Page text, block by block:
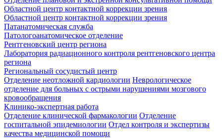
Областной центр контактной коррекции зрения
Областной центр контактной коррекции зрения
Патанатомическая служба
Патологоанатомическое отделение
Рентгеновский центр региона
Лаборатория радиационного контроля рентгеновского центра
региона
Региональный сосудистый центр
Отделение неотложной кардиологии Неврологическое
отделение для больных с острыми нарушениями мозгового
кровообращения
Клинико-экспертная работа
Отделение клинической фармакологии Отделение
госпитальной эпидемиологии Отдел контроля и экспертизы
качества медицинской помощи